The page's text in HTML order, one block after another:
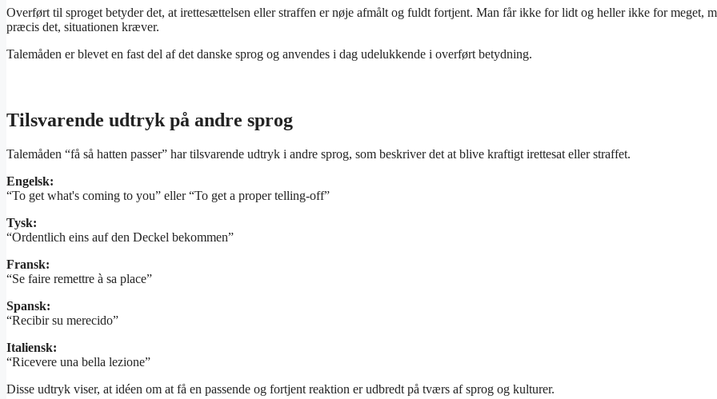
Overført til sproget betyder det, at irettesættelsen eller straffen er nøje afmålt og fuldt fortjent. Man får ikke for lidt og heller ikke for meget,
præcis det, situationen kræver.
Talemåden er blevet en fast del af det danske sprog og anvendes i dag udelukkende i overført betydning.
Tilsvarende udtryk på andre sprog
Talemåden “få så hatten passer” har tilsvarende udtryk i andre sprog, som beskriver det at blive kraftigt irettesat eller straffet.
Engelsk:
“To get what's coming to you” eller “To get a proper telling-off”
Tysk:
“Ordentlich eins auf den Deckel bekommen”
Fransk:
“Se faire remettre à sa place”
Spansk:
“Recibir su merecido”
Italiensk:
“Ricevere una bella lezione”
Disse udtryk viser, at idéen om at få en passende og fortjent reaktion er udbredt på tværs af sprog og kulturer.